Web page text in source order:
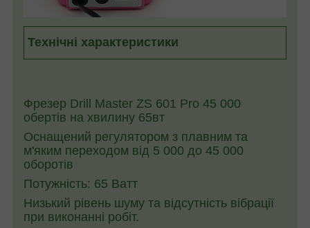
Технічні характеристики
Фрезер Drill Master ZS 601 Pro 45 000
обертів на хвилину 65вт
Оснащений регулятором з плавним та
м'яким переходом від 5 000 до 45 000
оборотів
Потужність: 65 Ватт
Низький рівень шуму та відсутність вібрації
при виконанні робіт.